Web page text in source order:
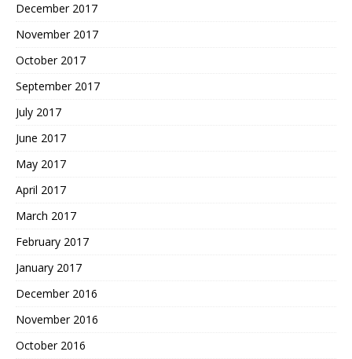
December 2017
November 2017
October 2017
September 2017
July 2017
June 2017
May 2017
April 2017
March 2017
February 2017
January 2017
December 2016
November 2016
October 2016